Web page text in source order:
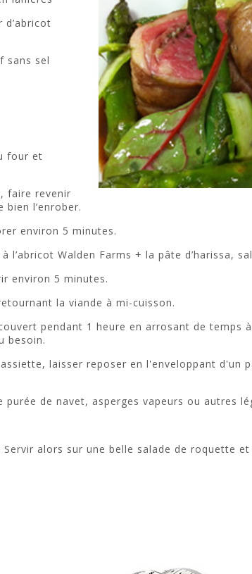
sans sel
four et
faire revenir
bien l’enrober.
environ 5 minutes.
l’abricot Walden Farms + la pâte d’harissa,
environ 5 minutes.
la viande à mi-cuisson.
pendant 1 heure en arrosant de temps
besoin.
laisser reposer en l'enveloppant d'un
purée de navet, asperges vapeurs ou autres
Servir alors sur une belle salade de roquette et